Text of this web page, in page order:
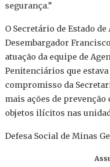
segurança.”
O Secretário de Estado
Desembargador
atuação da equipe de
Penitenciários que
compromisso da
mais ações de prevenção
objetos ilícitos nas
Defesa Social de Minas